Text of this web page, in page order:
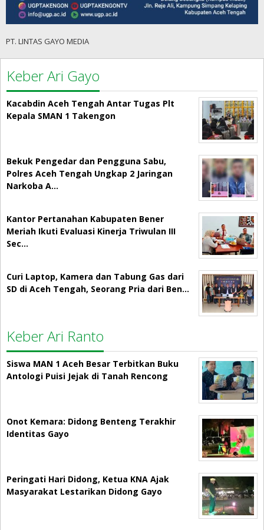
PT. LINTAS GAYO MEDIA
Keber Ari Gayo
Kacabdin Aceh Tengah Antar Tugas Plt
Kepala SMAN 1 Takengon
Bekuk Pengedar dan Pengguna Sabu,
Polres Aceh Tengah Ungkap 2 Jaringan
Narkoba A…
Kantor Pertanahan Kabupaten Bener
Meriah Ikuti Evaluasi Kinerja Triwulan III
Sec…
Curi Laptop, Kamera dan Tabung Gas dari
SD di Aceh Tengah, Seorang Pria dari Ben…
Keber Ari Ranto
Siswa MAN 1 Aceh Besar Terbitkan Buku
Antologi Puisi Jejak di Tanah Rencong
Onot Kemara: Didong Benteng Terakhir
Identitas Gayo
Peringati Hari Didong, Ketua KNA Ajak
Masyarakat Lestarikan Didong Gayo